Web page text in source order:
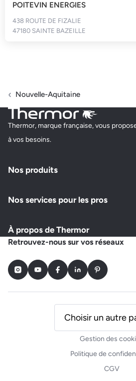
POITEVIN ENERGIES
438 ROUTE DE FIZALIE
47180 SAINTE BAZEILLE
REMY EQUIPEMENT
47230 BARBASTE
Fermé actuellement
Demander un devis
R ELEC ENERGIE
77 CHEMIN DE MANCHENET
Fermé actuellement
PLOMBERIE CHAUFFAGE DU
1230 CHEMIN DE GACHIES
Nouvelle-Aquitaine
Thermor, marque française, vous
à vos besoins.
Nos produits
Nos services pour les pros
À propos de Thermor
Retrouvez-nous sur vos réseaux
InstagramYoutubeFacebookLinkedInPinterest
Gestion des
Politique de
CGV
Choisir un autre